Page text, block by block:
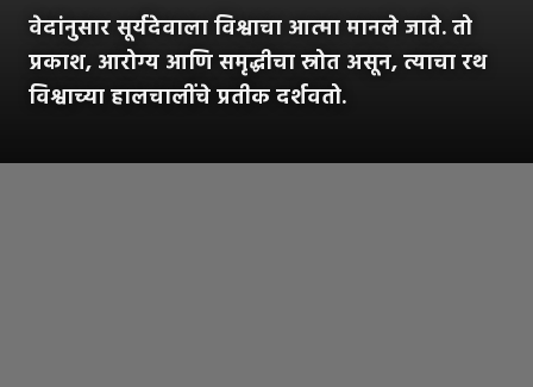
वेदांनुसार सूर्यदेवाला विश्वाचा आत्मा मानले जाते. तो
प्रकाश, आरोग्य आणि समृद्धीचा स्रोत असून, त्याचा रथ
विश्वाच्या हालचालींचे प्रतीक दर्शवतो.